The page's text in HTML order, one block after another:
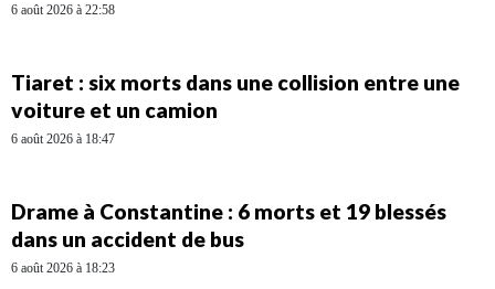
6 août 2026 à 22:58
Tiaret : six morts dans une collision entre une
voiture et un camion
6 août 2026 à 18:47
Drame à Constantine : 6 morts et 19 blessés
dans un accident de bus
6 août 2026 à 18:23